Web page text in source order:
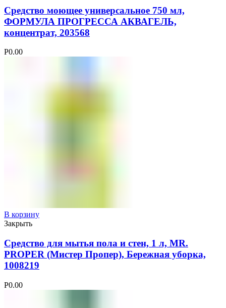
Средство моющее универсальное 750 мл,
ФОРМУЛА ПРОГРЕССА АКВАГЕЛЬ,
концентрат, 203568
Р0.00
В корзину
Закрыть
Средство для мытья пола и стен, 1 л, MR.
PROPER (Мистер Пропер), Бережная уборка,
1008219
Р0.00